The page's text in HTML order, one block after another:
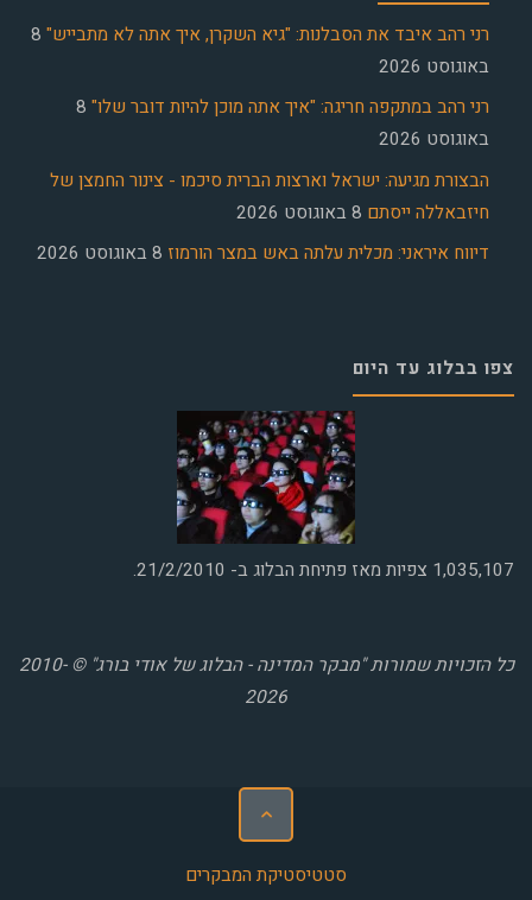
רני רהב איבד את הסבלנות: "גיא השקרן, איך אתה לא מתבייש" 8
באוגוסט 2026
רני רהב במתקפה חריגה: "איך אתה מוכן להיות דובר שלו" 8
באוגוסט 2026
הבצורת מגיעה: ישראל וארצות הברית סיכמו - צינור החמצן של
חיזבאללה ייסתם 8 באוגוסט 2026
דיווח איראני: מכלית עלתה באש במצר הורמוז 8 באוגוסט 2026
צפו בבלוג עד היום
1,035,107 צפיות מאז פתיחת הבלוג ב- 21/2/2010.
כל הזכויות שמורות "מבקר המדינה - הבלוג של אודי בורג" © 2010-
2026
סטטיסטיקת המבקרים